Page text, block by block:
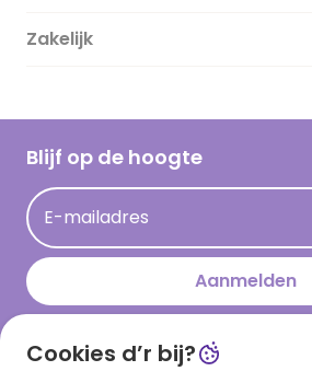
Duurzaamheid
Hallmark Kaartclub
Acties
Persberichten
Hallmark en Kinderpostzegels
Magazine
Cadeau inspiratie
Kaartinspiratie
Zakelijk
Blijf op de hoogte
E-mailadres
Aanmelden
Download onze app
Cookies d’r bij?